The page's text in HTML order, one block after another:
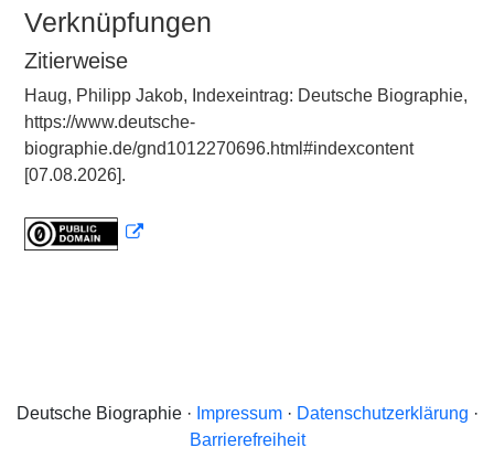
Verknüpfungen
Zitierweise
Haug, Philipp Jakob, Indexeintrag: Deutsche Biographie,
https://www.deutsche-
biographie.de/gnd1012270696.html#indexcontent
[07.08.2026].
Deutsche Biographie · Impressum· Datenschutzerklärung ·
Barrierefreiheit